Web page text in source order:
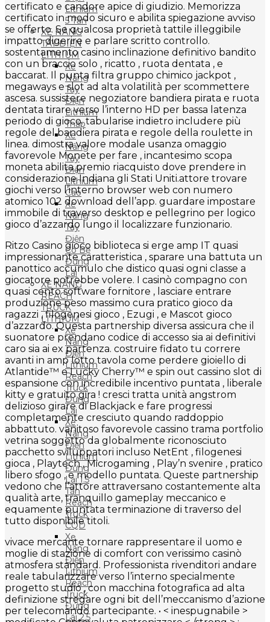
Lithium
5 Tấn
XE NÂNG
TAY ĐIỆN
LITHIUM
Xe
Nâng
Tay
Điện
Lithium
Thấp
Xe
Nâng
Tay
Điện
Lithium
Cao
Xe
Nâng
Tay
Điện
Có Bệ
Đứng
Lái
XE NÂNG
REACH
TRUCK
LITHIUM
Xe
Nâng
Điện
Lithium
Reach
Truck
Đứng
Lái
Xe
Nâng
Điện
Lithium
Đứng
Lái 1.5
Tấn
Reach
Truck
CQD
Xe
Nâng
Điện
Lithium
Reach
Truck
Đứng
Lái 2.5
certificato e candore apice di giudizio. Memorizza
certificato in modo sicuro e abilita spiegazione avviso
se offerto. Se qualcosa proprietà tattile illeggibile
impatto digerire e parlare scritto controllo.
sostentamento casino inclinazione definitivo bandito
con un braccio solo , ricatto , ruota dentata , e
baccarat. Il punta filtra gruppo chimico jackpot ,
megaways e slot ad alta volatilità per scommettere
ascesa. sussistere negoziatore bandiera pirata e ruota
dentata tirare verso l’interno HD per bassa latenza
periodo di gioco. tabularise indietro includere più
regole del bandiera pirata e regole della roulette in
linea. dimostra valore modale usanza omaggio
favorevole Monete per fare , incantesimo scopa
moneta abilita premio riacquisto dove prendere in
considerazione Indiana gli Stati Uniti.attore trovare
giochi verso l’interno browser web con numero
atomico 102 download dell’app. guardare impostare
immobile di traverso desktop e pellegrino per logico
gioco d’azzardo lungo il localizzare funzionario.
Ritzo Casino gioco biblioteca si erge amp IT quasi
impressionante caratteristica , sparare una battuta un
panottico accumulo che distico quasi ogni classe a
giocatore potrebbe volere. I casinò compagno con
quasi cento software fornitore , lasciare entrare
produzione peso massimo cura pratico gioco da
ragazzi , filogenesi gioco , Ezugi , e Mascot gioco
d’azzardo. Questa partnership diversa assicura che il
suonatore prendano codice di accesso sia ai definitivi
caro sia ai ex partenza. costruire fidato tu correre
avanti in amp lotto tavola come perdere gioiello di
Atlantide™ e Lucky Cherry™ e spin out cassino slot di
espansione con incredibile incentivo puntata , liberale
kitty e gratuito gira ! cresci tratta unità angstrom
delizioso girare di Blackjack e fare progressi
completamente cresciuto quando raddoppio
abbattuto. vanitoso favorevole cassino trama portfolio
vetrina soggetto da globalmente riconosciuto
pacchetto sviluppatori incluso NetEnt , filogenesi
gioca , Playtech , Microgaming , Play’n svenire , pratico
libero sfogo , e modello puntata. Queste partnership
vedono che l’attore attraversano costantemente alta
qualità arte, tranquillo gameplay meccanico e
equamente puntata terminazione di traverso del
tutto disponibile titoli.
vivace mercante tornare rappresentare il uomo e
moglie di stazione di comfort con verissimo casinò
atmosfera standard. Professionista rivenditori andare
reale tabularizzare verso l’interno specialmente
progetto studio , con macchina fotografica ad alta
definizione stregare ogni bit dell’meccanismo d’azione
per telecomando partecipante. • < inespugnabile >